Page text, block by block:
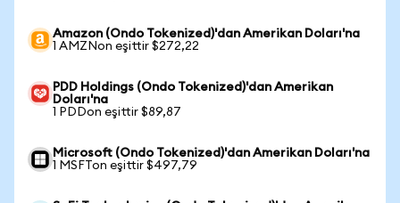
Amazon (Ondo Tokenized)'dan Amerikan Doları'na
1 AMZNon eşittir $272,22
PDD Holdings (Ondo Tokenized)'dan Amerikan
Doları'na
1 PDDon eşittir $89,87
Microsoft (Ondo Tokenized)'dan Amerikan Doları'na
1 MSFTon eşittir $497,79